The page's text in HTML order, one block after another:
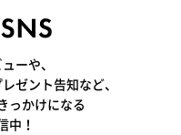
ーや、
ゼント告知など、
っかけになる
中！